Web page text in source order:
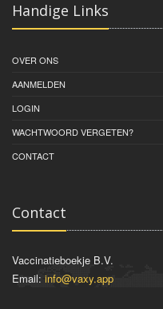
Handige Links
OVER ONS
AANMELDEN
LOGIN
WACHTWOORD VERGETEN?
CONTACT
Contact
Vaccinatieboekje B.V.
Email: info@vaxy.app